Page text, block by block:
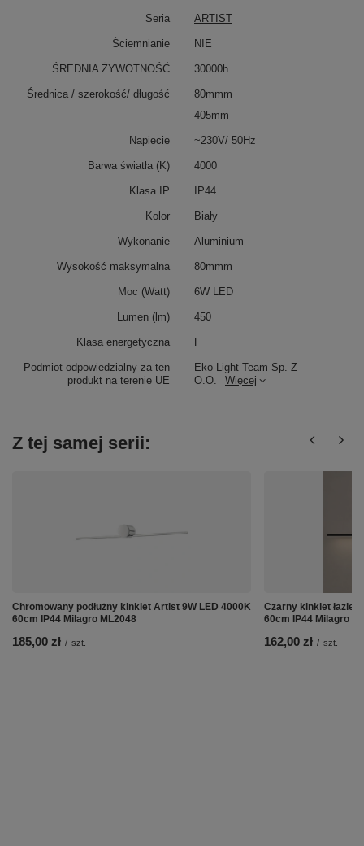
Podmiot odpowiedzialny za ten
produkt na terenie UE
Eko-Light Team Sp. Z
O.O.
Więcej
Seria ARTIST
Ściemnianie NIE
ŚREDNIA ŻYWOTNOŚĆ 30000h
Średnica / szerokość/ długość
80mmm
405mm
Napiecie ~230V/ 50Hz
Barwa światła (K) 4000
Klasa IP IP44
Kolor Biały
Wykonanie Aluminium
Wysokość maksymalna 80mmm
Moc (Watt) 6W LED
Lumen (lm) 450
Klasa energetyczna F
Z tej samej serii:
Chromowany podłużny kinkiet Artist 9W LED 4000K
60cm IP44 Milagro ML2048
185,00 zł / szt.
Czarny kinkiet
60cm IP44 Milagro
162,00 zł / szt.